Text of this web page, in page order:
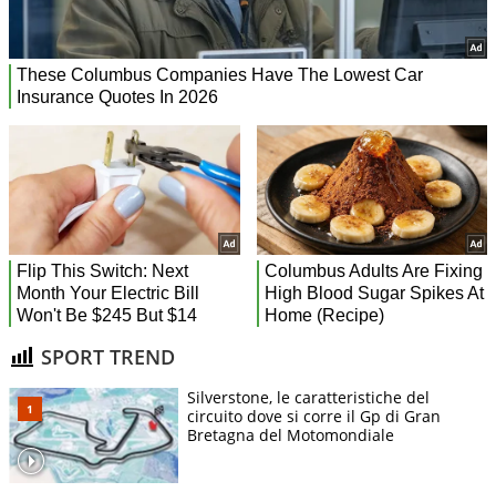
SPORT TREND
Silverstone, le caratteristiche del
circuito dove si corre il Gp di Gran
Bretagna del Motomondiale